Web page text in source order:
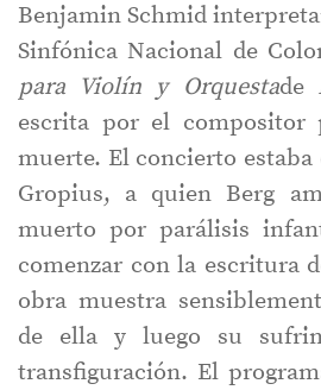
Benjamin Schmid
Sinfónica Nacional de
para Violín y Orquestade
escrita por el compositor
muerte. El concierto estaba
Gropius, a quien Berg
muerto por parálisis
comenzar con la escritura
obra muestra
de ella y luego su
transfiguración. El